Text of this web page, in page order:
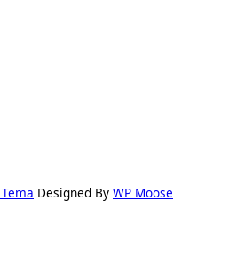
Designed By WP Moose